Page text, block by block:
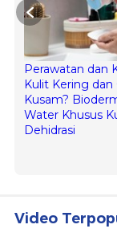
Video